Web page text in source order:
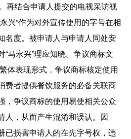
再结合申请人提交的电视采访视
兴”作为对外宣传使用的字号在相
名度。被申请人与申请人同处安
马永兴”理应知晓。争议商标文
体表现形式，争议商标核定使用
费者提供餐饮服务的必备关联商
，争议商标的使用易使相关公众
人，从而产生混淆和误认。因
已损害申请人的在先字号权，违